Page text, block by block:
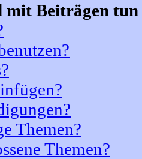
mit Beiträgen
Themen?
Themen?